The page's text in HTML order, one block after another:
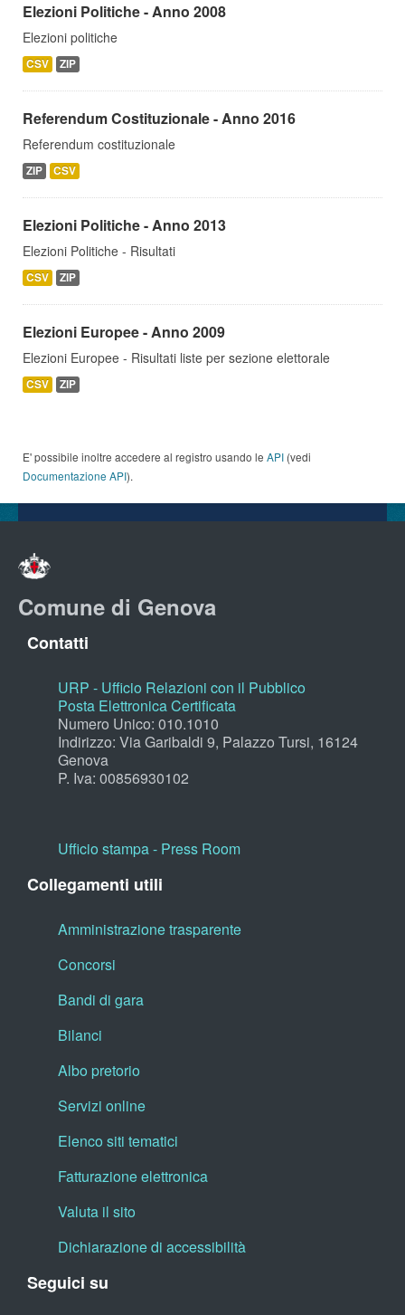
Elezioni Politiche - Anno 2008
Elezioni politiche
CSV ZIP
Referendum Costituzionale - Anno 2016
Referendum costituzionale
ZIP CSV
Elezioni Politiche - Anno 2013
Elezioni Politiche - Risultati
CSV ZIP
Elezioni Europee - Anno 2009
Elezioni Europee - Risultati liste per sezione elettorale
CSV ZIP
E' possibile inoltre accedere al registro usando le API (vedi
Documentazione API).
Comune di Genova
Contatti
URP - Ufficio Relazioni con il Pubblico
Posta Elettronica Certificata
Numero Unico: 010.1010
Indirizzo: Via Garibaldi 9, Palazzo Tursi, 16124
Genova
P. Iva: 00856930102
Ufficio stampa - Press Room
Collegamenti utili
Amministrazione trasparente
Concorsi
Bandi di gara
Bilanci
Albo pretorio
Servizi online
Elenco siti tematici
Fatturazione elettronica
Valuta il sito
Dichiarazione di accessibilità
Seguici su